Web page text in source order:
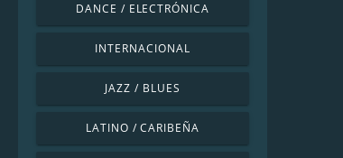
DANCE / ELECTRÓNICA
INTERNACIONAL
JAZZ / BLUES
LATINO / CARIBEÑA